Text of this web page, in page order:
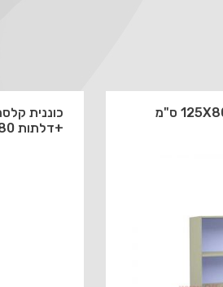
כוננית קלסרים 125X80X40 ס"מ
+דלתות 80 ס"מ